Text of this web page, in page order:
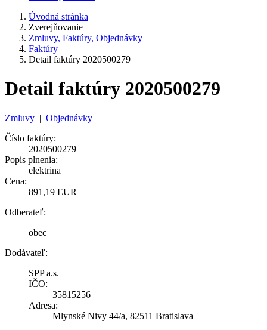
Úvodná stránka
Zverejňovanie
Zmluvy, Faktúry, Objednávky
Faktúry
Detail faktúry 2020500279
Detail faktúry 2020500279
Zmluvy | Objednávky
Číslo faktúry:
2020500279
Popis plnenia:
elektrina
Cena:
891,19 EUR
Odberateľ:
obec
Dodávateľ:
SPP a.s.
IČO:
35815256
Adresa:
Mlynské Nivy 44/a, 82511 Bratislava